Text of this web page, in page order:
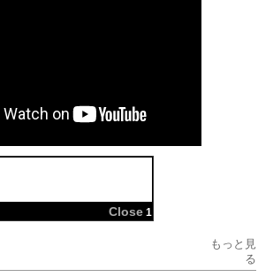
Close 1
もっと見
る